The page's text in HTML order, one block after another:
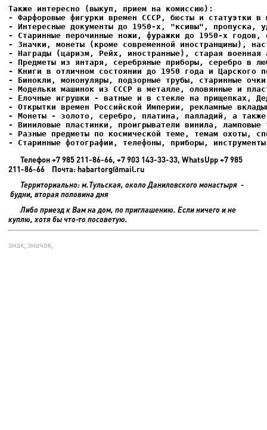
- Фарфоровые фигурки времен СССР, бюсты и статуэтки в
- Интересные документы до 1950-х, "ксивы", пропуска,
- Елочные игрушки - ватные и в стекле на прищепках,
- Старинные фотографии, телефоны, приборы,
Телефон +7 985 211-86-66, +7 903 143-33-33, WhatsUpp +7 985
211-86-66 Почта: habartorg@mail.ru
Территориально: м.Тульская, около Даниловского монастыря -
будни, вторая половина дня
Либо приезд к Вам на дом, по приглашению. Если ничего и не
куплю, хотя бы что-то посоветую.
знак, значок,